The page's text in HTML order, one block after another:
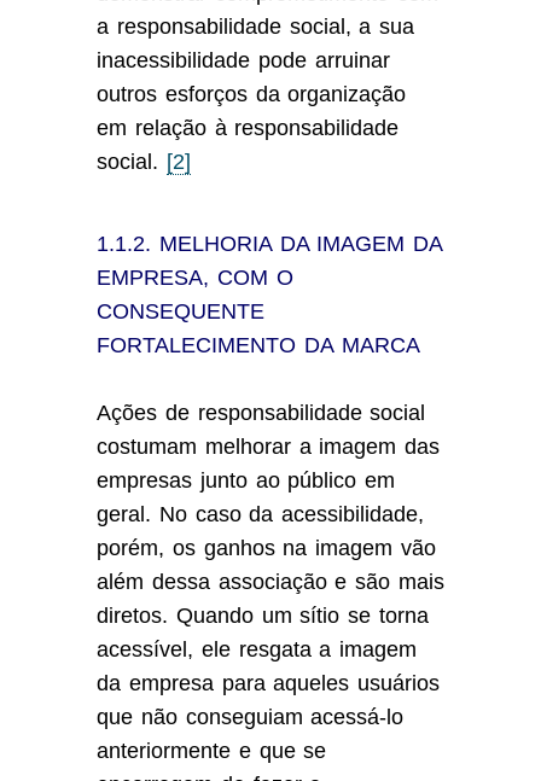
a responsabilidade social, a sua
inacessibilidade pode arruinar
outros esforços da organização
em relação à responsabilidade
social. [2]
1.1.2. MELHORIA DA IMAGEM DA
EMPRESA, COM O
CONSEQUENTE
FORTALECIMENTO DA MARCA
Ações de responsabilidade social
costumam melhorar a imagem das
empresas junto ao público em
geral. No caso da acessibilidade,
porém, os ganhos na imagem vão
além dessa associação e são mais
diretos. Quando um sítio se torna
acessível, ele resgata a imagem
da empresa para aqueles usuários
que não conseguiam acessá-lo
anteriormente e que se